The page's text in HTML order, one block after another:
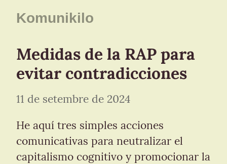
Komunikilo
Medidas de la RAP para
evitar contradicciones
11 de setembre de 2024
He aquí tres simples acciones
comunicativas para neutralizar el
capitalismo cognitivo y promocionar la